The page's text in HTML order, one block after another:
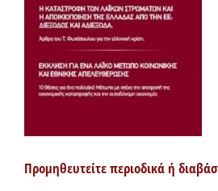
Προμηθευτείτε περιοδικά ή